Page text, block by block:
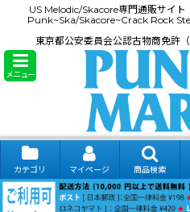
US Melodic/Skacore専門通販サイ
Punk~Ska/Skacore~Crack Rock
東京都公安委員会公認古物商免許
メニュー
カテゴリ マイページ 商品検索